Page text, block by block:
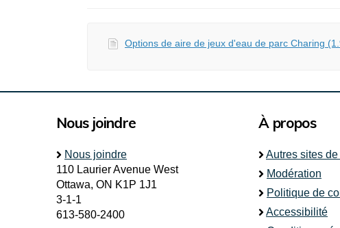
Options de aire de jeux d'eau de parc Charing
Nous joindre
Nous joindre
110 Laurier Avenue West
Ottawa, ON K1P 1J1
3-1-1
613-580-2400
À propos
Autres sites
Modération
Politique de
Accessibilité